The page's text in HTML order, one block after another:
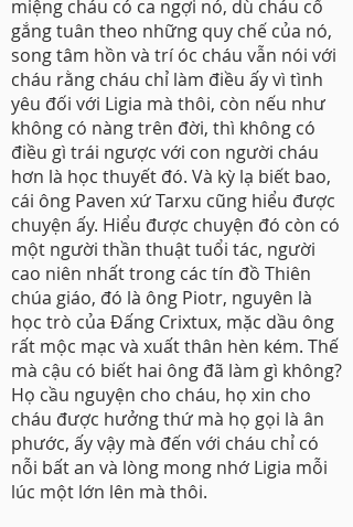
miệng cháu có ca ngợi nó, dù cháu cố
gắng tuân theo những quy chế của nó,
song tâm hồn và trí óc cháu vẫn nói với
cháu rằng cháu chỉ làm điều ấy vì tình
yêu đối với Ligia mà thôi, còn nếu như
không có nàng trên đời, thì không có
điều gì trái ngược với con người cháu
hơn là học thuyết đó. Và kỳ lạ biết bao,
cái ông Paven xứ Tarxu cũng hiểu được
chuyện ấy. Hiểu được chuyện đó còn có
một người thần thuật tuổi tác, người
cao niên nhất trong các tín đồ Thiên
chúa giáo, đó là ông Piotr, nguyên là
học trò của Đấng Crixtux, mặc dầu ông
rất mộc mạc và xuất thân hèn kém. Thế
mà cậu có biết hai ông đã làm gì không?
Họ cầu nguyện cho cháu, họ xin cho
cháu được hưởng thứ mà họ gọi là ân
phước, ấy vậy mà đến với cháu chỉ có
nỗi bất an và lòng mong nhớ Ligia mỗi
lúc một lớn lên mà thôi.